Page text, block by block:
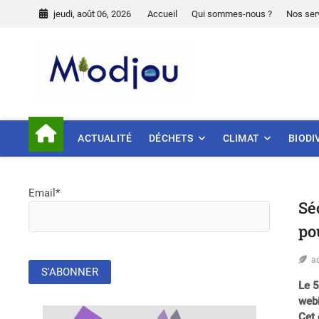
jeudi, août 06, 2026 Accueil Qui sommes-nous ? Nos
ACTUALITÉ DÉCHETS CLIMAT
Le
Email*